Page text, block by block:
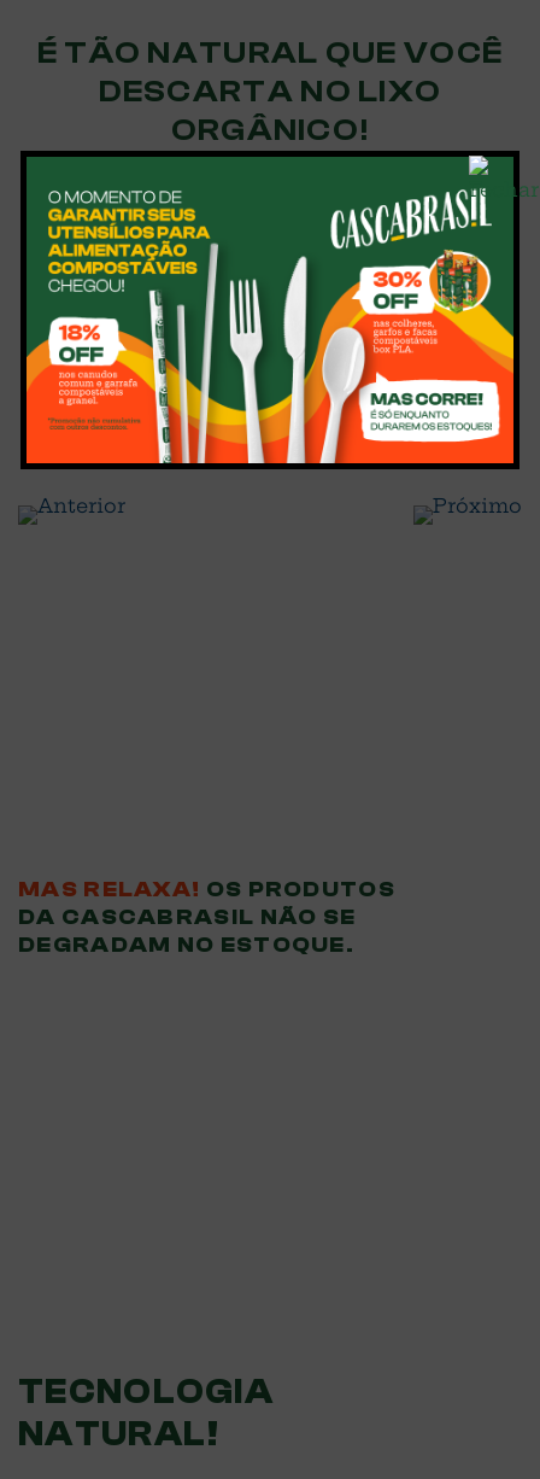
É TÃO NATURAL QUE VOCÊ
DESCARTA NO LIXO
ORGÂNICO!
ECOTOXICIDADE
Isso mesmo, nossa matéria-prima passou por
testes rigorosos de ecotoxicidade que
garantem zero rastros e zero microplásticos
na natureza.
MAS RELAXA! OS PRODUTOS
DA CASCABRASIL NÃO SE
DEGRADAM NO ESTOQUE.
TECNOLOGIA
NATURAL!